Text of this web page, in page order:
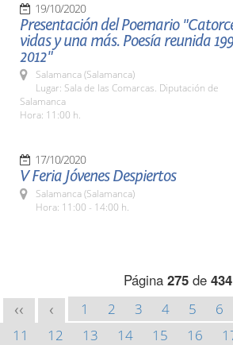
19/10/2020
Presentación del Poemario
vidas y una más. Poesía reunida
2012"
Salamanca (Salamanca)
Lugar: Sala de las Comarcas. Diputación de
Salamanca
Hora: 11:00 h.
17/10/2020
V Feria Jóvenes Despiertos
Salamanca (Salamanca)
Hora: 11:00 - 14:00 h.
Página 275de 434
<< < 1 2 3 4 5 6
11
12 13 14 15 16